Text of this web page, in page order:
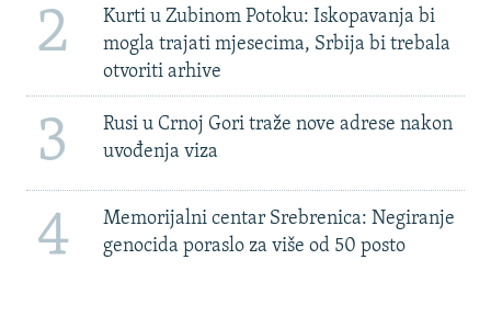
2
Kurti u Zubinom Potoku: Iskopavanja bi
mogla trajati mjesecima, Srbija bi trebala
otvoriti arhive
3
Rusi u Crnoj Gori traže nove adrese nakon
uvođenja viza
4
Memorijalni centar Srebrenica: Negiranje
genocida poraslo za više od 50 posto